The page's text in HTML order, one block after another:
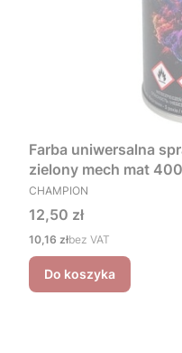
Farba uniwersalna
zielony mech mat
PRODUCENT
CHAMPION
Cena
12,50 zł
Cena
10,16 złbez VAT
Do koszyka